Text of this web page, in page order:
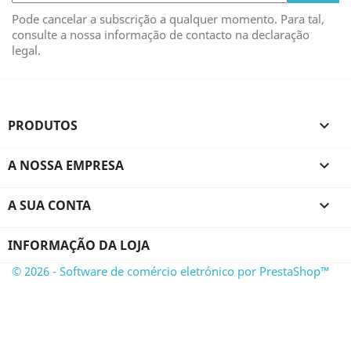
Pode cancelar a subscrição a qualquer momento. Para tal,
consulte a nossa informação de contacto na declaração
legal.
PRODUTOS 
A NOSSA EMPRESA 
A SUA CONTA 
INFORMAÇÃO DA LOJA
© 2026 - Software de comércio eletrónico por PrestaShop™